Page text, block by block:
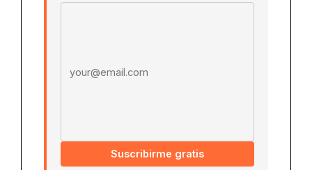
Suscribirme gratis